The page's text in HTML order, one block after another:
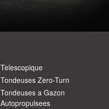
Telescopique
Tondeuses Zero-Turn
Tondeuses a Gazon
Autopropulsees